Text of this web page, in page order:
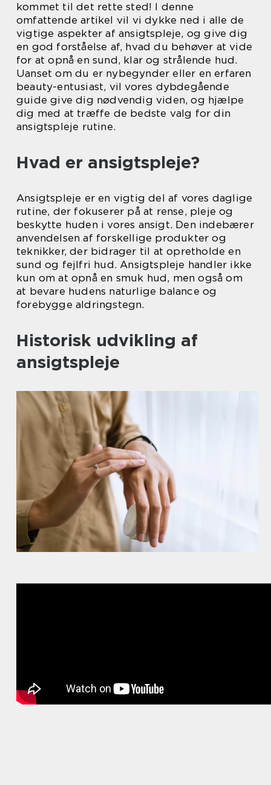
kommet til det rette sted! I denne
omfattende artikel vil vi dykke ned i alle de
vigtige aspekter af ansigtspleje, og give dig
en god forståelse af, hvad du behøver at vide
for at opnå en sund, klar og strålende hud.
Uanset om du er nybegynder eller en erfaren
beauty-entusiast, vil vores dybdegående
guide give dig nødvendig viden, og hjælpe
dig med at træffe de bedste valg for din
ansigtspleje rutine.
Hvad er ansigtspleje?
Ansigtspleje er en vigtig del af vores daglige
rutine, der fokuserer på at rense, pleje og
beskytte huden i vores ansigt. Den indebærer
anvendelsen af forskellige produkter og
teknikker, der bidrager til at opretholde en
sund og fejlfri hud. Ansigtspleje handler ikke
kun om at opnå en smuk hud, men også om
at bevare hudens naturlige balance og
forebygge aldringstegn.
Historisk udvikling af
ansigtspleje